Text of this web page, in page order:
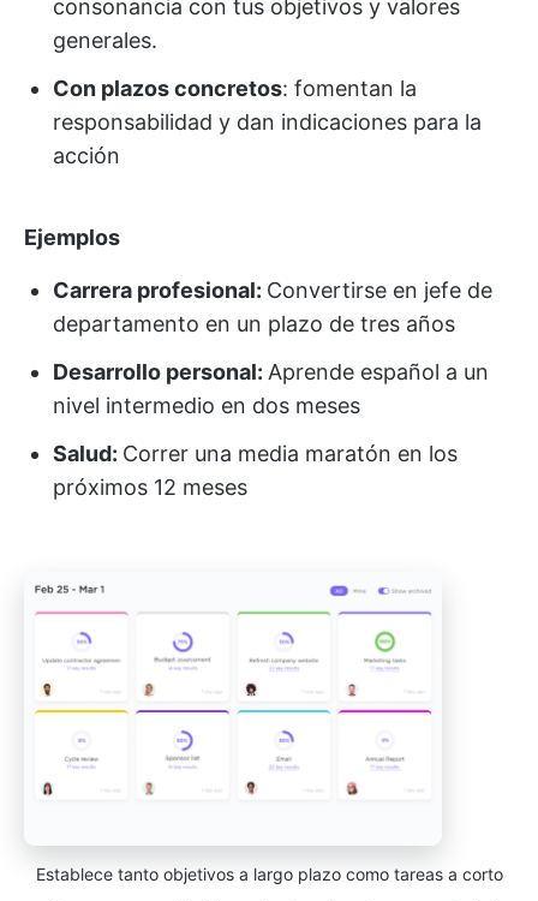
consonancia con tus objetivos y valores
generales.
Con plazos concretos: fomentan la
responsabilidad y dan indicaciones para la
acción
Ejemplos
Carrera profesional: Convertirse en jefe de
departamento en un plazo de tres años
Desarrollo personal: Aprende español a un
nivel intermedio en dos meses
Salud: Correr una media maratón en los
próximos 12 meses
Establece tanto objetivos a largo plazo como tareas a corto